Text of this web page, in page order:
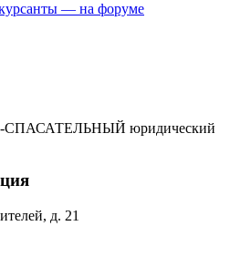
— на форуме
юридический
д. 21